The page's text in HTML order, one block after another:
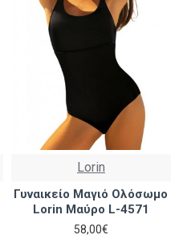
Lorin
Γυναικείο Μαγιό Ολόσωμο
Lorin Μαύρο L-4571
58,00€